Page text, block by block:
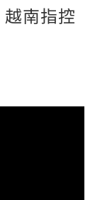
南指控